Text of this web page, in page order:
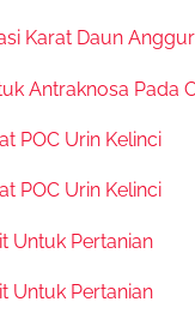
Karat Daun Anggur
Antraknosa Pada
POC Urin Kelinci
POC Urin Kelinci
Untuk Pertanian
Untuk Pertanian